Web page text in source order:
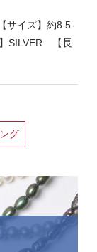
サイズ】約8.5-
SILVER 【長
グ